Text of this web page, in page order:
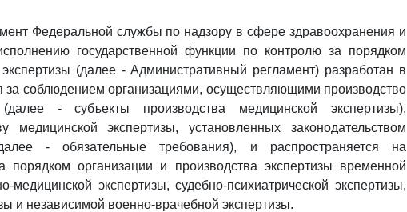
Федеральной службы по надзору в сфере здравоохранения и
государственной функции по контролю за порядком
(далее - Административный регламент) разработан в
за соблюдением организациями, осуществляющими производство
- субъекты производства медицинской экспертизы),
медицинской экспертизы, установленных законодательством
- обязательные требования), и распространяется на
порядком организации и производства экспертизы временной
медицинской экспертизы, судебно-психиатрической экспертизы,
и независимой военно-врачебной экспертизы.